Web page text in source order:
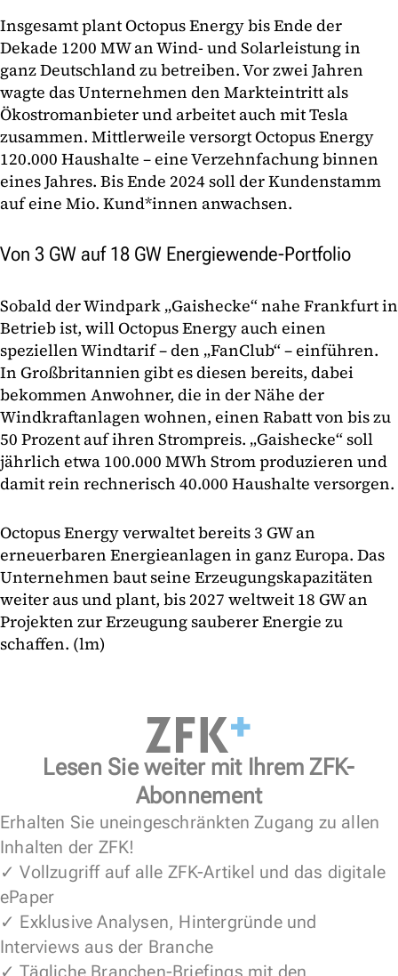
Insgesamt plant Octopus Energy bis Ende der
Dekade 1200 MW an Wind- und Solarleistung in
ganz Deutschland zu betreiben. Vor zwei Jahren
wagte das Unternehmen den Markteintritt als
Ökostromanbieter und arbeitet auch mit Tesla
zusammen. Mittlerweile versorgt Octopus Energy
120.000 Haushalte – eine Verzehnfachung binnen
eines Jahres. Bis Ende 2024 soll der Kundenstamm
auf eine Mio. Kund*innen anwachsen.
Von 3 GW auf 18 GW Energiewende-Portfolio
Sobald der Windpark „Gaishecke“ nahe Frankfurt in
Betrieb ist, will Octopus Energy auch einen
speziellen Windtarif – den „FanClub“ – einführen.
In Großbritannien gibt es diesen bereits, dabei
bekommen Anwohner, die in der Nähe der
Windkraftanlagen wohnen, einen Rabatt von bis zu
50 Prozent auf ihren Strompreis. „Gaishecke“ soll
jährlich etwa 100.000 MWh Strom produzieren und
damit rein rechnerisch 40.000 Haushalte versorgen.
Octopus Energy verwaltet bereits 3 GW an
erneuerbaren Energieanlagen in ganz Europa. Das
Unternehmen baut seine Erzeugungskapazitäten
weiter aus und plant, bis 2027 weltweit 18 GW an
Projekten zur Erzeugung sauberer Energie zu
schaffen. (lm)
Lesen Sie weiter mit Ihrem ZFK-
Abonnement
Erhalten Sie uneingeschränkten Zugang zu allen
Inhalten der ZFK!
✓ Vollzugriff auf alle ZFK-Artikel und das digitale
ePaper
✓ Exklusive Analysen, Hintergründe und
Interviews aus der Branche